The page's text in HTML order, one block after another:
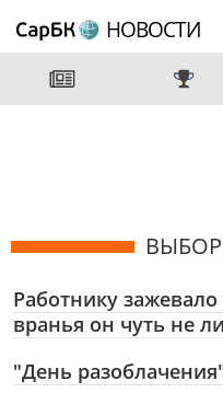
НОВОСТИ
Работнику
вранья он чуть не
"День